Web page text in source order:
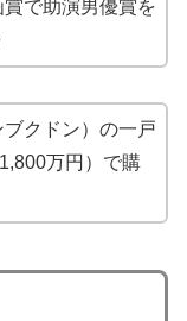
で助演男優賞を
クドン）の一戸
万円）で購